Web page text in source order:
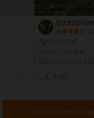
9.7 Eccezionale
(
Agriturismo
Arezzo Toscana
Agriturismo Il
3 - 7 Min
VERIFICA